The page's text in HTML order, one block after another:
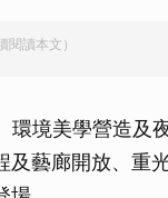
閱讀本文）
環境美學營造及
藝廊開放、重